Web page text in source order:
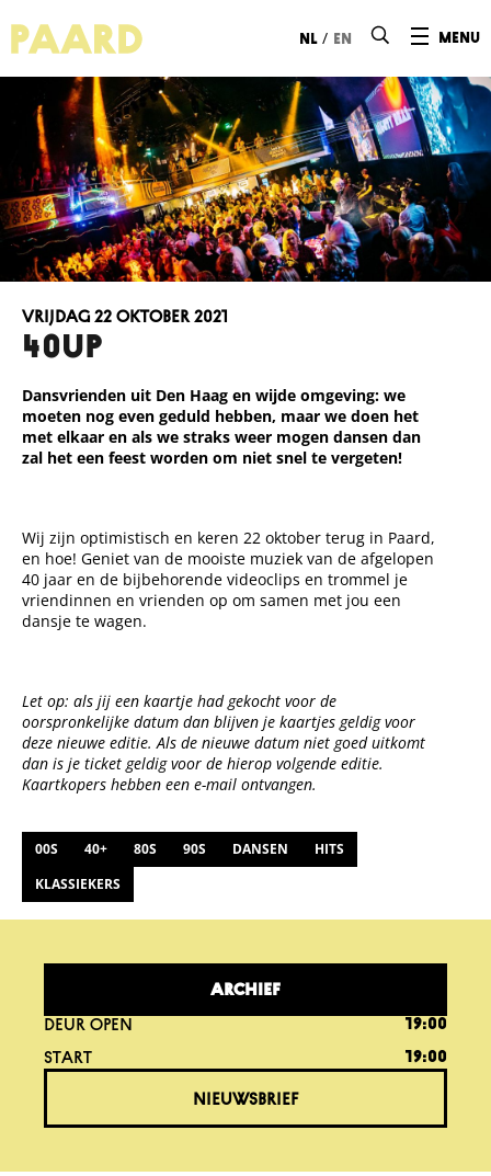
menu
nl / en
40UP
vrijdag 22 oktober 2021
Dansvrienden uit Den Haag en wijde omgeving: we
moeten nog even geduld hebben, maar we doen het
met elkaar en als we straks weer mogen dansen dan
zal het een feest worden om niet snel te vergeten!
Wij zijn optimistisch en keren 22 oktober terug in Paard,
en hoe! Geniet van de mooiste muziek van de afgelopen
40 jaar en de bijbehorende videoclips en trommel je
vriendinnen en vrienden op om samen met jou een
dansje te wagen.
Let op: als jij een kaartje had gekocht voor de
oorspronkelijke datum dan blijven je kaartjes geldig voor
deze nieuwe editie. Als de nieuwe datum niet goed uitkomt
dan is je ticket geldig voor de hierop volgende editie.
Kaartkopers hebben een e-mail ontvangen.
00S 40+ 80S 90S DANSEN
HITS
KLASSIEKERS
ARCHIEF
DEUR OPEN 19:00
START 19:00
NIEUWSBRIEF